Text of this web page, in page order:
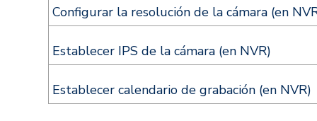
Configurar la resolución de la cámara (en
Establecer IPS de la cámara (en NVR)
Establecer calendario de grabación (en NVR)